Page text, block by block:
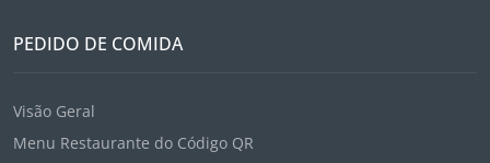
PEDIDO DE COMIDA
Visão Geral
Menu Restaurante do Código QR